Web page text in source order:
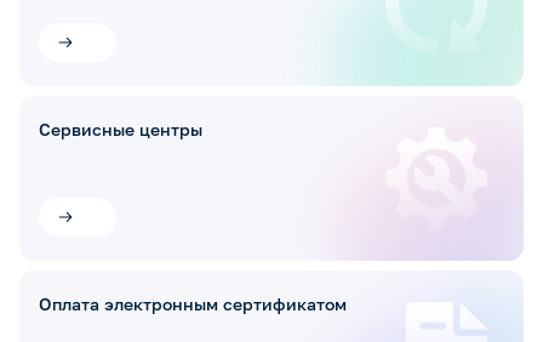
Сервисные центры
Оплата электронным сертификатом